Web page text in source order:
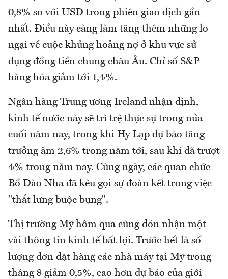
0,8% so với USD trong phiên giao dịch gần
nhất. Điều này càng làm tăng thêm những lo
ngại về cuộc khủng hoảng nợ ở khu vực sử
dụng đồng tiền chung châu Âu. Chỉ số S&P
hàng hóa giảm tới 1,4%.
Ngân hàng Trung ương Ireland nhận định,
kinh tế nước này sẽ trì trệ thực sự trong nửa
cuối năm nay, trong khi Hy Lạp dự báo tăng
trưởng âm 2,6% trong năm tới, sau khi đã trượt
4% trong năm nay. Cùng ngày, các quan chức
Bồ Đào Nha đã kêu gọi sự đoàn kết trong việc
"thắt lưng buộc bụng".
Thị trường Mỹ hôm qua cũng đón nhận một
vài thông tin kinh tế bất lợi. Trước hết là số
lượng đơn đặt hàng các nhà máy tại Mỹ trong
tháng 8 giảm 0,5%, cao hơn dự báo của giới